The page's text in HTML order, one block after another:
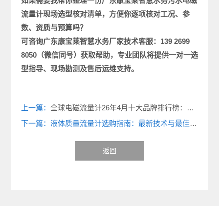
流量计现场选型核对清单，方便你逐项核对工况、参
数、资质与预算吗？
可咨询广东康宝莱智慧水务厂家技术客服： 139 2699
8050（微信同号）获取帮助，专业团队将提供一对一选
型指导、现场勘测及售后运维支持。
上一篇： 全球电磁流量计26年4月十大品牌排行榜：高质量测量设备尽在此处
下一篇：液体质量流量计选购指南：最新技术与最佳品牌推荐
返回